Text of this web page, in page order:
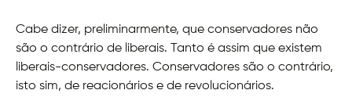
Cabe dizer, preliminarmente, que conservadores não
são o contrário de liberais. Tanto é assim que existem
liberais-conservadores. Conservadores são o contrário,
isto sim, de reacionários e de revolucionários.